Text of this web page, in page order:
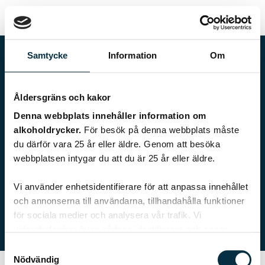
Samtycke Information Om
Åldersgräns och kakor
Denna webbplats innehåller information om
alkoholdrycker. För besök på denna webbplats måste
du därför vara 25 år eller äldre. Genom att besöka
webbplatsen intygar du att du är 25 år eller äldre.
Vi använder enhetsidentifierare för att anpassa innehållet
och annonserna till användarna, tillhandahålla funktioner
för sociala medier och analysera vår trafik. Vi
annons- och analysföretag som vi samarbetar med.
Nödvändig
beca
0 recept